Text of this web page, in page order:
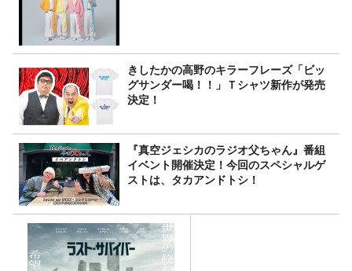
きしたかの高野のキラーフレーズ「ビッ
グサンダー喝！！」Ｔシャツ新作が発売
決定！
『真空ジェシカのラジオ父ちゃん』番組
イベント開催決定！今回のスペシャルゲ
ストは、タカアンドトシ！